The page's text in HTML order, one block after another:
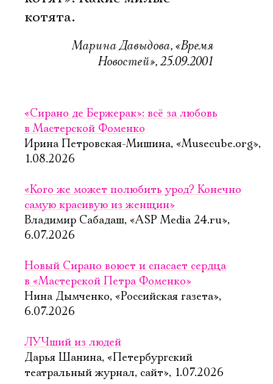
котята.
Марина Давыдова, «Время
Новостей», 25.09.2001
«Сирано де Бержерак»: всё за любовь
в Мастерской Фоменко
Ирина Петровская-Мишина, «Musecube.org»,
1.08.2026
«Кого же может полюбить урод? Конечно
самую красивую из женщин»
Владимир Сабадаш, «ASP Media 24.ru»,
6.07.2026
Новый Сирано воюет и спасает сердца
в «Мастерской Петра Фоменко»
Нина Дымченко, «Российская газета»,
6.07.2026
ЛУЧший из людей
Дарья Шанина, «Петербургский
театральный журнал, сайт», 1.07.2026